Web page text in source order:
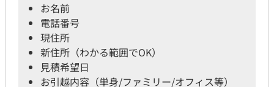
お名前
電話番号
現住所
新住所（わかる範囲でOK）
見積希望日
お引越内容（単身/ファミリー/オフィス等）